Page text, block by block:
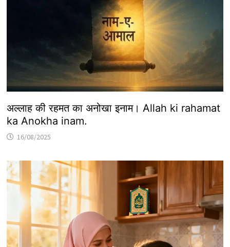
अल्लाह की रहमत का अनोखा इनाम। Allah ki rahamat
ka Anokha inam.
16/08/2025